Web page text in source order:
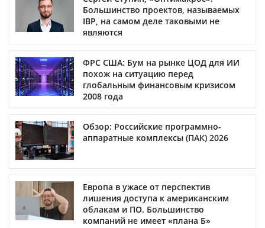
Большинство проектов, называемых
IBP, на самом деле таковыми не
являются
ФРС США: Бум на рынке ЦОД для ИИ
похож на ситуацию перед
глобальным финансовым кризисом
2008 года
Обзор: Российские программно-
аппаратные комплексы (ПАК) 2026
Европа в ужасе от перспектив
лишения доступа к американским
облакам и ПО. Большинство
компаний не имеет «плана Б»